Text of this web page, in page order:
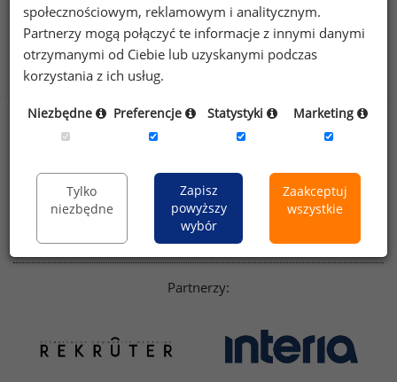
sedlak.pl
kfw.sedlak.pl
rynekpracy.pl
raportyplacowe.pl
badaniaHR.pl wskaznikiHR.pl
Kontakt
prywatności
Regulamin
English version
Linkedin
Partnerzy:
społecznościowym, reklamowym i analitycznym.
Partnerzy mogą połączyć te informacje z innymi danymi
otrzymanymi od Ciebie lub uzyskanymi podczas
korzystania z ich usług.
Niezbędne Preferencje Statystyki Marketing
Tylko
niezbędne
Zapisz
powyższy
wybór
Zaakceptuj
wszystkie